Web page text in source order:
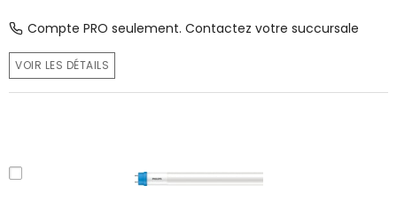
Compte PRO seulement. Contactez votre succursale
VOIR LES DÉTAILS